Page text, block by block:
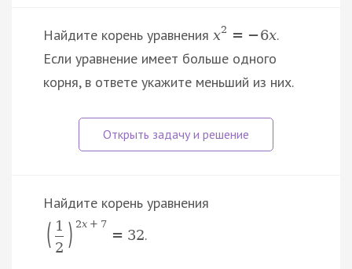
Найдите корень уравнения x2 = −6x.
Если уравнение имеет больше одного
корня, в ответе укажите меньший из них.
Найдите корень уравнения
( 1
2 ) 2x + 7
= 32.